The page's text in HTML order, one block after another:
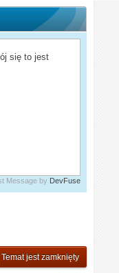
się to jest
Message by DevFuse
Temat jest zamknięty